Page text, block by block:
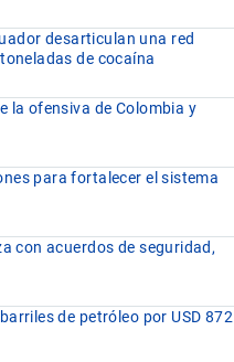
desarticulan una red
de cocaína
la ofensiva de Colombia y
para fortalecer el sistema
con acuerdos de seguridad,
de petróleo por USD 872